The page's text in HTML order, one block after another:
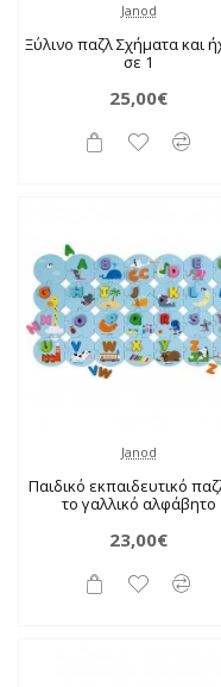
Janod
Ξύλινο παζλ Σχήματα και
σε 1
25,00€
Janod
Παιδικό εκπαιδευτικό
το γαλλικό αλφάβητο
23,00€